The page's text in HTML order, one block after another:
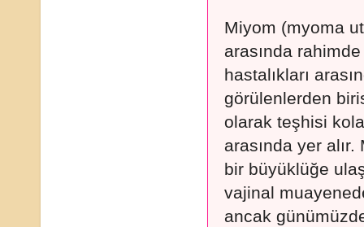
Miyom (myoma
arasında
hastalıkları
görülenlerden
olarak teşhisi
arasında yer
bir büyüklüğe
vajinal
ancak